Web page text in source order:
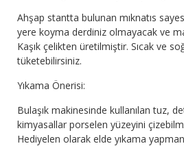
Ahşap stantta bulunan mıknatıs
yere koyma derdiniz olmayacak ve
Kaşık çelikten üretilmiştir. Sıcak ve
tüketebilirsiniz.
Yıkama Önerisi:
Bulaşık makinesinde kullanılan tuz,
kimyasallar porselen yüzeyini
Hediyelen olarak elde yıkama